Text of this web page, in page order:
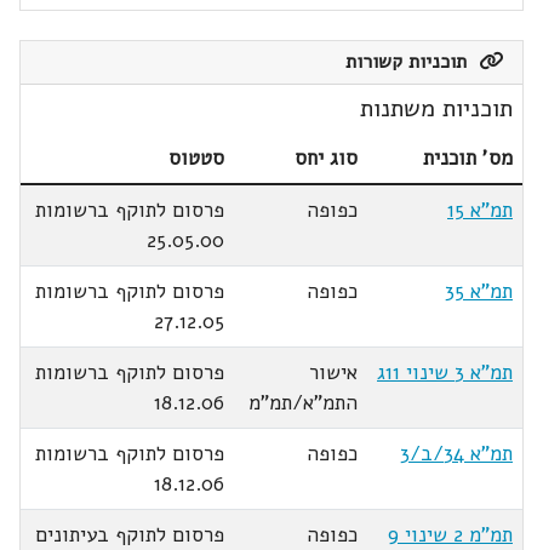
תוכניות קשורות
תוכניות משתנות
מס' תוכנית סוג יחס
סטטוס
תמ"א 15
כפופה
פרסום לתוקף ברשומות
25.05.00
תמ"א 35
כפופה
פרסום לתוקף ברשומות
27.12.05
תמ"א 3 שינוי 11ג
אישור
התמ"א/תמ"מ
פרסום לתוקף ברשומות
18.12.06
תמ"א 34/ב/3
כפופה
פרסום לתוקף ברשומות
18.12.06
תמ"מ 2 שינוי 9
כפופה
פרסום לתוקף בעיתונים